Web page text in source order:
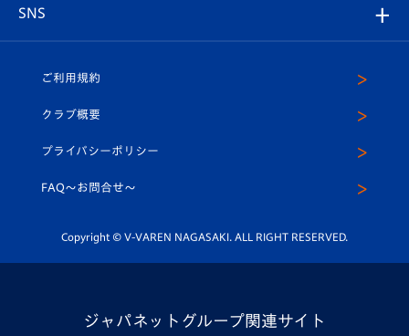
ホームタウン
平和祈念活動
ホームタウン活動
U-18
スクール
SNS
ヴィヴィくんインスタグラム
公式LINE＠
ご利用規約
クラブ概要
プライバシーポリシー
FAQ〜お問合せ〜
Copyright © V-VAREN NAGASAKI. ALL RIGHT RESERVED.
ジャパネットグループ関連サイト